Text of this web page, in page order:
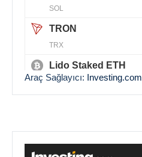
Araç Sağlayıcı: Investing.com